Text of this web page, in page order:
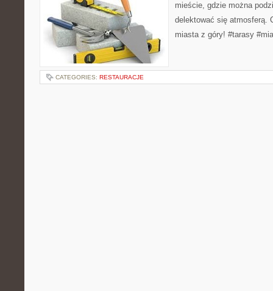
mieście, gdzie można
delektować się atmosferą.
miasta z góry! #tarasy
CATEGORIES: RESTAURACJE